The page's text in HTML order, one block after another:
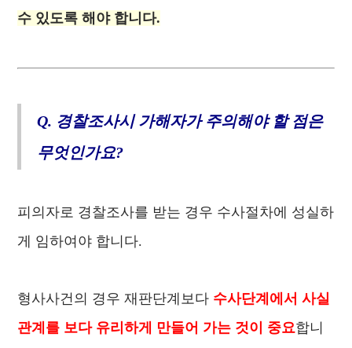
수 있도록 해야 합니다.
Q. 경찰조사시 가해자가 주의해야 할 점은
무엇인가요?
피의자로 경찰조사를 받는 경우 수사절차에 성실하
게 임하여야 합니다.
형사사건의 경우 재판단계보다 수사단계에서 사실
관계를 보다 유리하게 만들어 가는 것이 중요합니